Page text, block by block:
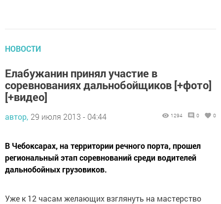
НОВОСТИ
Елабужанин принял участие в
соревнованиях дальнобойщиков [+фото]
[+видео]
автор, 29 июля 2013 - 04:44 1294 0 0
В Чебоксарах, на территории речного порта, прошел
региональный этап соревнований среди водителей
дальнобойных грузовиков.
Уже к 12 часам желающих взглянуть на мастерство